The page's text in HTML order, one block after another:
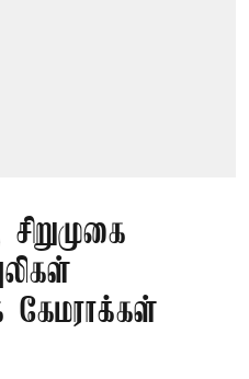
கேமராக்கள்